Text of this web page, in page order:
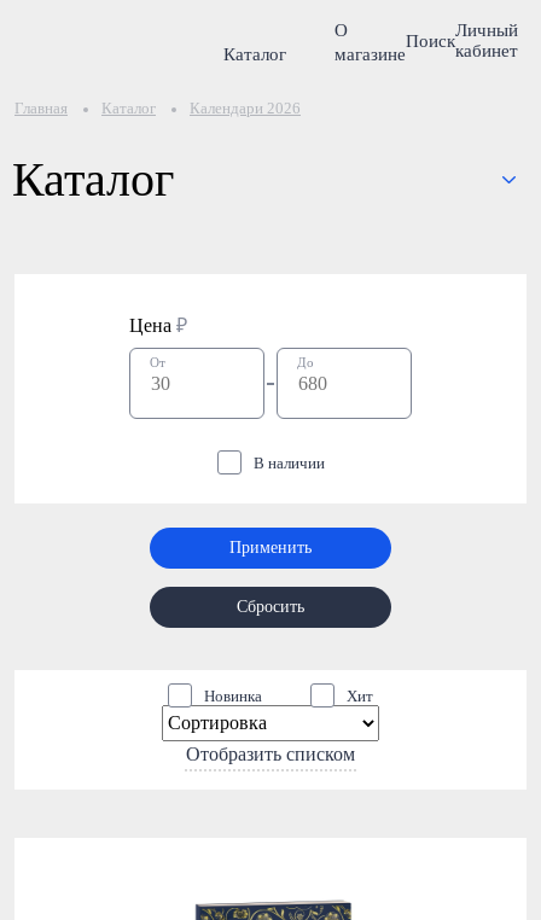
Каталог
О
магазине
Поиск
Личный
кабинет
Главная Каталог Календари 2026
Каталог
Цена ₽
От До
В наличии
Применить
Сбросить
Новинка Хит
Отобразить списком